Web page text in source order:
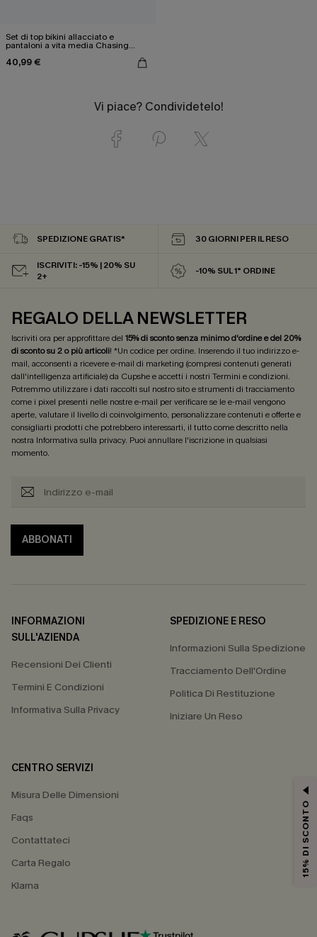
Set di top bikini allacciato e
pantaloni a vita media Chasing
40,99 €
Vi piace? Condividetelo!
SPEDIZIONE GRATIS* 30 GIORNI PER IL RESO
ISCRIVITI: -15% | 20% SU
2+
-10% SUL 1° ORDINE
REGALO DELLA NEWSLETTER
Iscriviti ora per approfittare del 15% di sconto senza minimo d'ordine e del 20%
di sconto su 2 o più articoli! *Un codice per ordine. Inserendo il tuo indirizzo e-
mail, acconsenti a ricevere e-mail di marketing (compresi contenuti generati
dall'intelligenza artificiale) da Cupshe e accetti i nostri Termini e condizioni.
Potremmo utilizzare i dati raccolti sul nostro sito e strumenti di tracciamento
come i pixel presenti nelle nostre e-mail per verificare se le e-mail vengono
aperte, valutare il livello di coinvolgimento, personalizzare contenuti e offerte e
consigliarti prodotti che potrebbero interessarti, il tutto come descritto nella
nostra Informativa sulla privacy. Puoi annullare l'iscrizione in qualsiasi
momento.
ABBONATI
INFORMAZIONI
SULL'AZIENDA
Recensioni Dei Clienti
Termini E Condizioni
Informativa Sulla Privacy
SPEDIZIONE E RESO
Informazioni Sulla Spedizione
Tracciamento Dell'Ordine
Politica Di Restituzione
Iniziare Un Reso
CENTRO SERVIZI
Misura Delle Dimensioni
Faqs
Contattateci
Carta Regalo
Klarna
15% DI SCONTO